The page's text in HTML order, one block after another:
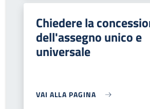
Chiedere la
dell'assegno unico e
universale
VAI ALLA PAGINA